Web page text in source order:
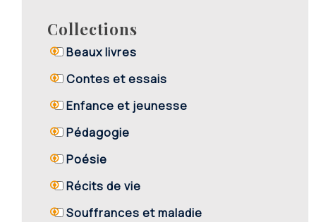
Collections
Beaux livres
Contes et essais
Enfance et jeunesse
Pédagogie
Poésie
Récits de vie
Souffrances et maladie